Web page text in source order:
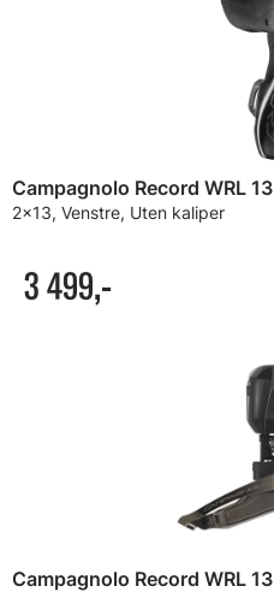
Campagnolo Record WRL
2x13, Venstre, Uten kaliper
3 499,-
Campagnolo Record WRL